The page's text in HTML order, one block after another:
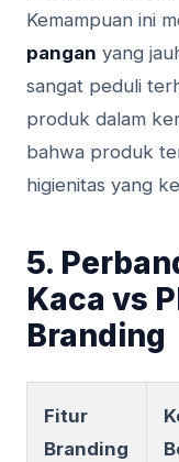
Kemampuan ini
pangan yang
sangat peduli
produk dalam
bahwa produk
higienitas yang
5.
Kaca vs
Branding
Fitur
Branding